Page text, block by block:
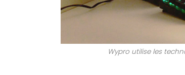
Wypro utilise les